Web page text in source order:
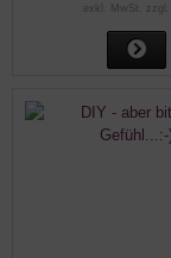
exkl. MwSt. zzgl.